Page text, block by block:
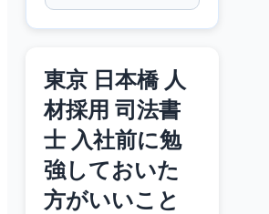
東京 日本橋 人
材採用 司法書
士 入社前に勉
強しておいた
方がいいこと